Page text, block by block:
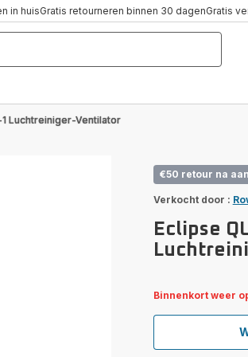
in huisGratis retourneren binnen 30 dagenGratis
Luchtreiniger-Ventilator
€50 retour na
Verkocht door :
Eclipse
Binnenkort weer